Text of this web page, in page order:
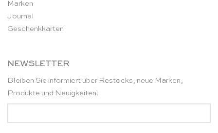
Marken
Journal
Geschenkkarten
NEWSLETTER
Bleiben Sie informiert über Restocks, neue Marken,
Produkte und Neuigkeiten!